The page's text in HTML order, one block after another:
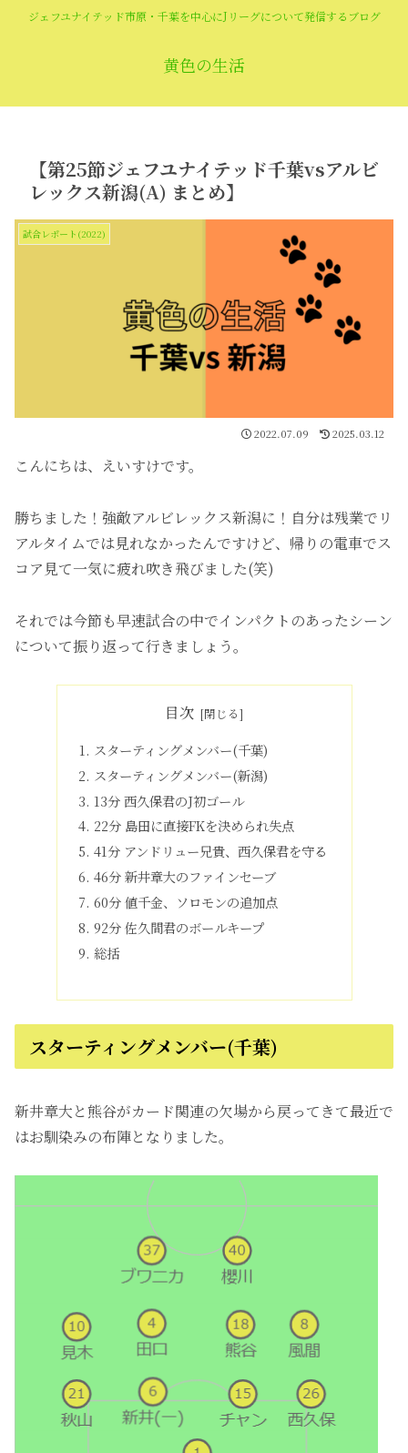
ジェフユナイテッド市原・千葉を中心にJリーグについて発信するブログ
黄色の生活
【第25節ジェフユナイテッド千葉vsアルビ
レックス新潟(A) まとめ】
試合レポート(2022)
2022.07.09 2025.03.12
こんにちは、えいすけです。
勝ちました！強敵アルビレックス新潟に！自分は残業でリ
アルタイムでは見れなかったんですけど、帰りの電車でス
コア見て一気に疲れ吹き飛びました(笑)
それでは今節も早速試合の中でインパクトのあったシーン
について振り返って行きましょう。
目次
スターティングメンバー(千葉)
スターティングメンバー(新潟)
13分 西久保君のJ初ゴール
22分 島田に直接FKを決められ失点
41分 アンドリュー兄貴、西久保君を守る
46分 新井章大のファインセーブ
60分 値千金、ソロモンの追加点
92分 佐久間君のボールキープ
総括
スターティングメンバー(千葉)
新井章大と熊谷がカード関連の欠場から戻ってきて最近で
はお馴染みの布陣となりました。